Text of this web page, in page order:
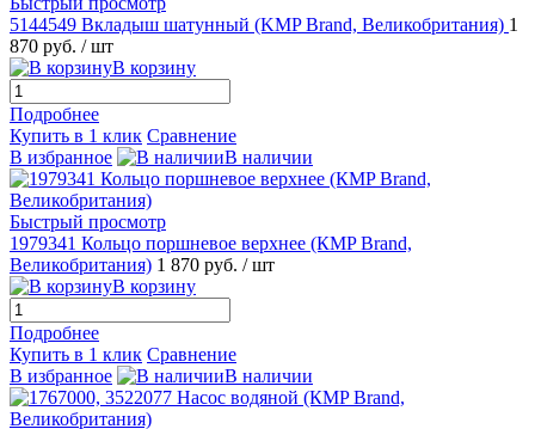
5144549 Вкладыш шатунный (KMP Brand, Великобритания) 1
870 руб. / шт
В корзину
Подробнее
Купить в 1 клик Сравнение
В избранное
В наличии
Быстрый просмотр
1979341 Кольцо поршневое верхнее (КMP Brand,
Великобритания) 1 870 руб. / шт
В корзину
Подробнее
Купить в 1 клик Сравнение
В избранное
В наличии